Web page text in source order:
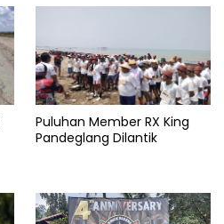
Puluhan Member RX King
Pandeglang Dilantik